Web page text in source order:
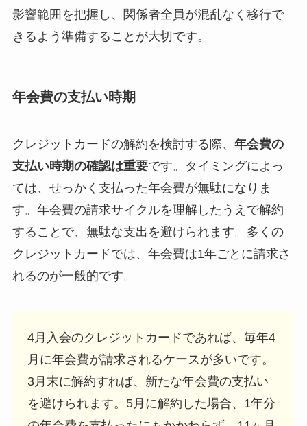
影響範囲を把握し、関係者全員が混乱なく移行で
きるよう準備することが大切です。
年会費の支払い時期
クレジットカードの解約を検討する際、 年会費の
支払い時期の確認は重要です。タイミングによっ
ては、せっかく支払った年会費が無駄になりま
す。年会費の請求サイクルを理解したうえで解約
することで、無駄な支出を避けられます。多くの
クレジットカードでは、年会費は1年ごとに請求さ
れるのが一般的です。
4月入会のクレジットカードであれば、毎年4
月に年会費が請求されるケースが多いです。
3月末に解約すれば、新たな年会費の支払い
を避けられます。5月に解約した場合、1年分